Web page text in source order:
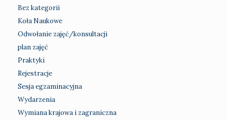
Bez kategorii
Koła Naukowe
Odwołanie zajęć/konsultacji
plan zajęć
Praktyki
Rejestracje
Sesja egzaminacyjna
Wydarzenia
Wymiana krajowa i zagraniczna